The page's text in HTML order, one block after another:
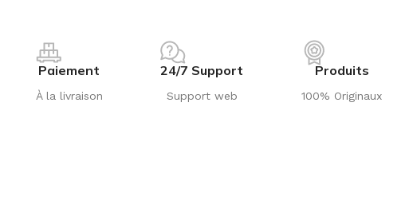
Paiement
À la livraison
24/7 Support
Support web
Produits
100% Originaux